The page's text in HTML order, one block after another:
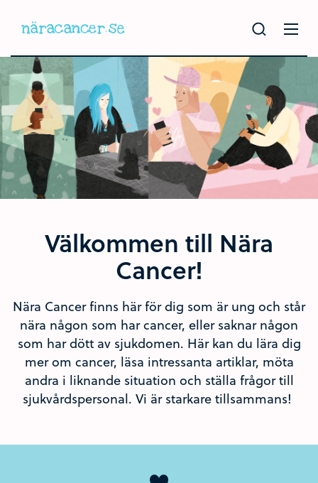
Välkommen till Nära
Cancer!
Nära Cancer finns här för dig som är ung och står
nära någon som har cancer, eller saknar någon
som har dött av sjukdomen. Här kan du lära dig
mer om cancer, läsa intressanta artiklar, möta
andra i liknande situation och ställa frågor till
sjukvårdspersonal. Vi är starkare tillsammans!